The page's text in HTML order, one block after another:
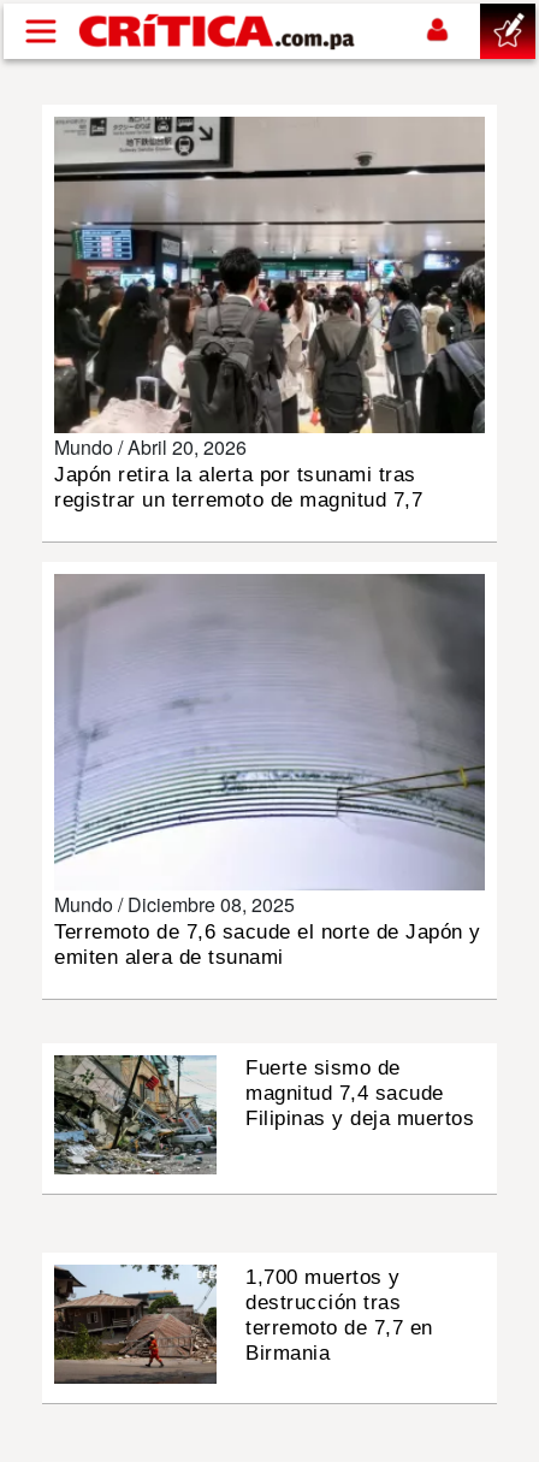
Pasar al contenido principal
SUCESOS
NACIONAL
POLÍTICA
SHOW
DEPORTES
MUNDO
IMPRESO
Mundo /Abril 20, 2026
Japón retira la alerta por tsunami tras
registrar un terremoto de magnitud 7,7
Mundo /Diciembre 08, 2025
Terremoto de 7,6 sacude el norte de Japón y
emiten alera de tsunami
Fuerte sismo de
magnitud 7,4 sacude
Filipinas y deja muertos
1,700 muertos y
destrucción tras
terremoto de 7,7 en
Birmania